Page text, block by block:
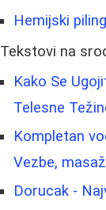
Hemijski
Tekstovi na
Kako Se
Telesne
Kompletan
Vezbe,
Dorucak -